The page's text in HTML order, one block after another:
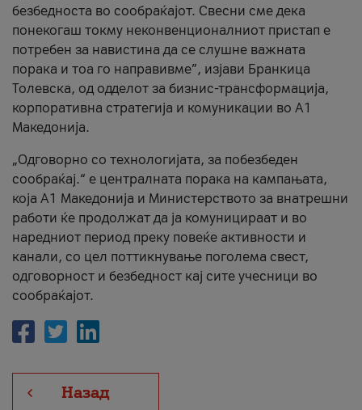
безбедноста во сообраќајот. Свесни сме дека
понекогаш токму неконвенционалниот пристап е
потребен за навистина да се слушне важната
порака и тоа го направивме”, изјави Бранкица
Толевска, од одделот за бизнис-трансформација,
корпоративна стратегија и комуникации во А1
Македонија.
„Одговорно со технологијата, за побезбеден
сообраќај.“ е централната порака на кампањата,
која A1 Македонија и Министерството за внатрешни
работи ќе продолжат да ја комуницираат и во
наредниот период преку повеќе активности и
канали, со цел поттикнување поголема свест,
одговорност и безбедност кај сите учесници во
сообраќајот.
Назад